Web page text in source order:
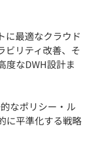
に最適なクラウド
ビリティ改善、そ
度なDWH設計ま
なポリシー・ル
に平準化する戦略